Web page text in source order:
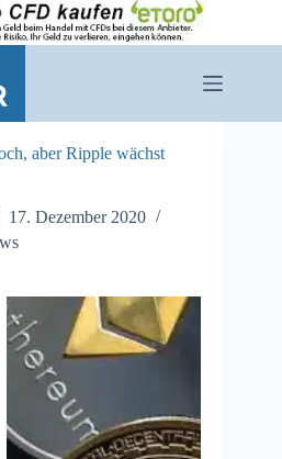
aber Ripple wächst
17. Dezember 2020